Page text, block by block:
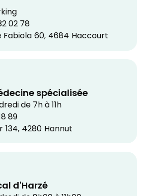
02 78
Fabiola 60, 4684 Haccourt
spécialisée
de 7h à 11h
89
134, 4280 Hannut
d'Harzé